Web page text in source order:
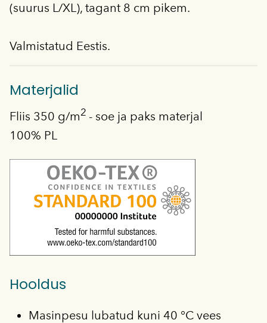
(suurus L/XL), tagant 8 cm pikem.
Valmistatud Eestis.
Materjalid
Fliis 350 g/m2 - soe ja paks materjal
100% PL
Hooldus
Masinpesu lubatud kuni 40 °C vees